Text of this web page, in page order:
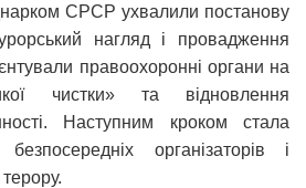
СРСР ухвалили постанову
нагляд і провадження
правоохоронні органи на
чистки» та відновлення
Наступним кроком стала
безпосередніх організаторів і